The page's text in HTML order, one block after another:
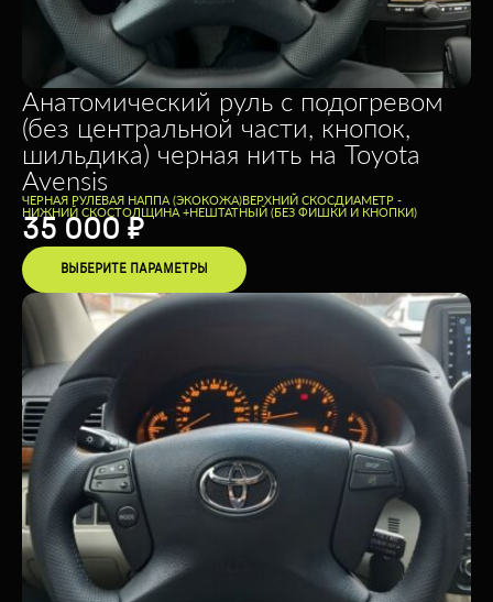
Анатомический руль с подогревом
(без центральной части, кнопок,
шильдика) черная нить на Toyota
Avensis
ЧЕРНАЯ РУЛЕВАЯ НАППА (ЭКОКОЖА)ВЕРХНИЙ СКОСДИАМЕТР -
НИЖНИЙ СКОСТОЛЩИНА +НЕШТАТНЫЙ (БЕЗ ФИШКИ И КНОПКИ)
35 000 ₽
ВЫБЕРИТЕ ПАРАМЕТРЫ